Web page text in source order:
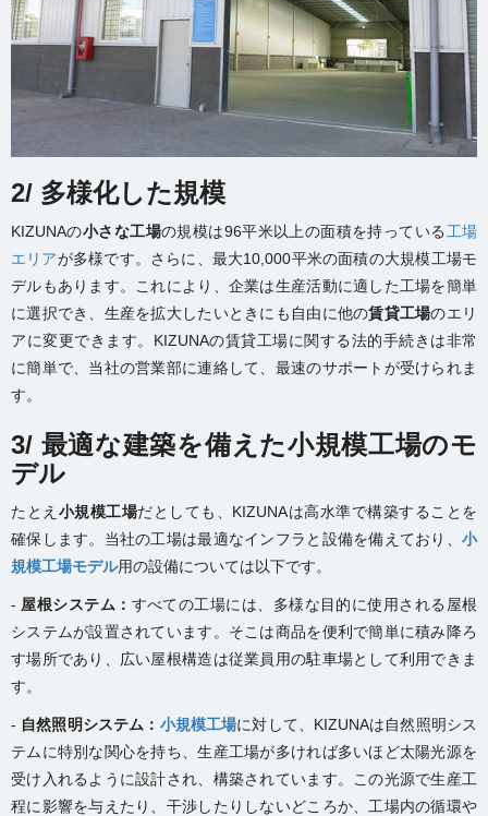
2/ 多様化した規模
KIZUNAの小さな工場の規模は96平米以上の面積を持っている 工場
エリアが多様です。さらに、最大10,000平米の面積の大規模工場モ
デルもあります。これにより、企業は生産活動に適した工場を簡単
に選択でき、生産を拡大したいときにも自由に他の賃貸工場のエリ
アに変更できます。KIZUNAの賃貸工場に関する法的手続きは非常
に簡単で、当社の営業部に連絡して、最速のサポートが受けられま
す。
3/ 最適な建築を備えた小規模工場のモ
デル
たとえ 小規模工場だとしても、KIZUNAは高水準で構築することを
確保します。当社の工場は最適なインフラと設備を備えており、 小
規模工場モデル用の設備については以下です。
- 屋根システム： すべての工場には、多様な目的に使用される屋根
システムが設置されています。そこは商品を便利で簡単に積み降ろ
す場所であり、広い屋根構造は従業員用の駐車場として利用できま
す。
- 自然照明システム： 小規模工場に対して、KIZUNAは自然照明シス
テムに特別な関心を持ち、生産工場が多ければ多いほど太陽光源を
受け入れるように設計され、構築されています。この光源で生産工
程に影響を与えたり、干渉したりしないどころか、工場内の循環や